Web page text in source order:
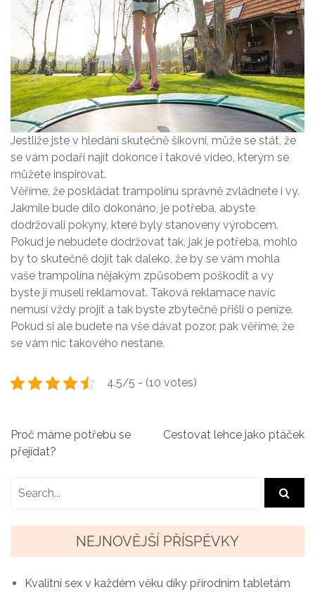
Jestliže jste v hledání skutečně šikovní, může se stát, že
se vám podaří najít dokonce i takové video, kterým se
můžete inspirovat.
Věříme, že poskládat trampolínu správně zvládnete i vy.
Jakmile bude dílo dokonáno, je potřeba, abyste
dodržovali pokyny, které byly stanoveny výrobcem.
Pokud je nebudete dodržovat tak, jak je potřeba, mohlo
by to skutečně dojít tak daleko, že by se vám mohla
vaše trampolína nějakým způsobem poškodit a vy
byste jí museli reklamovat. Taková reklamace navíc
nemusí vždy projít a tak byste zbytečně přišli o peníze.
Pokud si ale budete na vše dávat pozor, pak věříme, že
se vám nic takového nestane.
4.5/5 - (10 votes)
N
a
v
i
Proč máme potřebu se
přejídat?
Cestovat lehce jako ptáček
NEJNOVĚJŠÍ PŘÍSPĚVKY
Kvalitní sex v každém věku díky přírodním tabletám